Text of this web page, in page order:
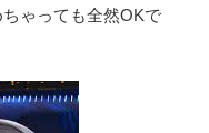
ゃっても全然OKで